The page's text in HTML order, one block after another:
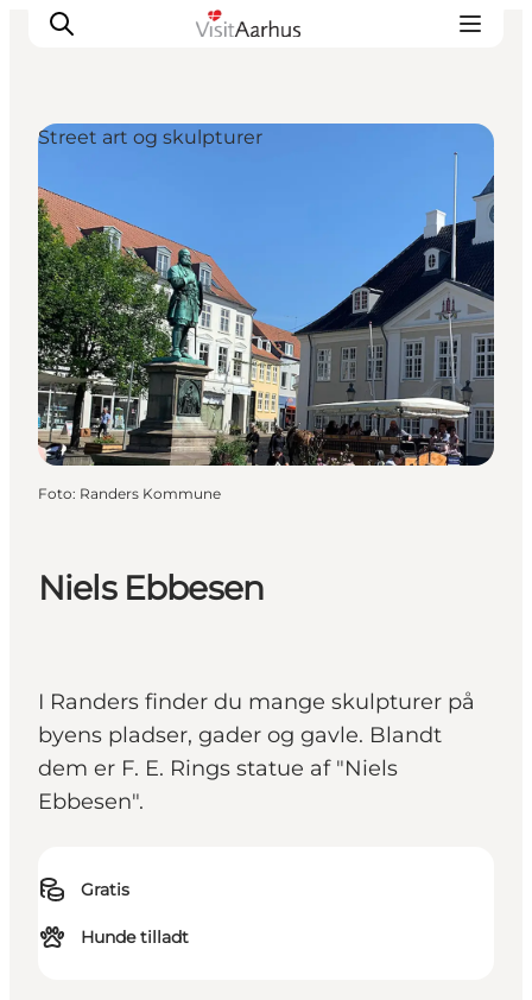
Oplevelser
Kalender
Byer og steder
Planlæg ferien
Transport
Niels Ebbesen
I Randers finder du mange skulpturer på
byens pladser, gader og gavle. Blandt
dem er F. E. Rings statue af "Niels
Ebbesen".
Gratis
Hunde tilladt
Street art og skulpturer
Foto: Randers Kommune